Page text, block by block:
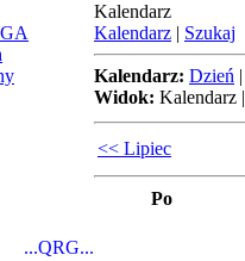
...QRG...
Kalendarz
Kalendarz | Szukaj
Kalendarz: Dzień |
Widok: Kalendarz |
<< Lipiec
Po